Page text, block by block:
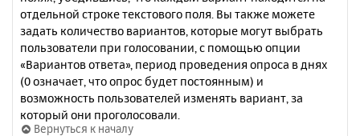
отдельной строке текстового поля. Вы также можете
задать количество вариантов, которые могут выбрать
пользователи при голосовании, с помощью опции
«Вариантов ответа», период проведения опроса в днях
(0 означает, что опрос будет постоянным) и
возможность пользователей изменять вариант, за
который они проголосовали.
Вернуться к началу